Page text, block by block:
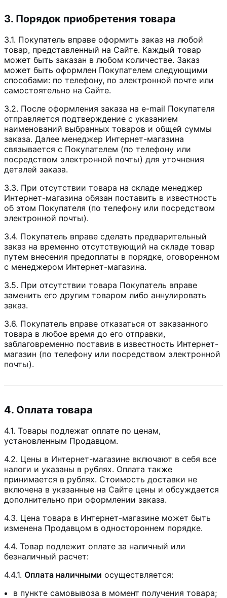
3. Порядок приобретения товара
3.1. Покупатель вправе оформить заказ на любой
товар, представленный на Сайте. Каждый товар
может быть заказан в любом количестве. Заказ
может быть оформлен Покупателем следующими
способами: по телефону, по электронной почте или
самостоятельно на Сайте.
3.2. После оформления заказа на e-mail Покупателя
отправляется подтверждение с указанием
наименований выбранных товаров и общей суммы
заказа. Далее менеджер Интернет-магазина
связывается с Покупателем (по телефону или
посредством электронной почты) для уточнения
деталей заказа.
3.3. При отсутствии товара на складе менеджер
Интернет-магазина обязан поставить в известность
об этом Покупателя (по телефону или посредством
электронной почты).
3.4. Покупатель вправе сделать предварительный
заказ на временно отсутствующий на складе товар
путем внесения предоплаты в порядке, оговоренном
с менеджером Интернет-магазина.
3.5. При отсутствии товара Покупатель вправе
заменить его другим товаром либо аннулировать
заказ.
3.6. Покупатель вправе отказаться от заказанного
товара в любое время до его отправки,
заблаговременно поставив в известность Интернет-
магазин (по телефону или посредством электронной
почты).
4. Оплата товара
4.1. Товары подлежат оплате по ценам,
установленным Продавцом.
4.2. Цены в Интернет-магазине включают в себя все
налоги и указаны в рублях. Оплата также
принимается в рублях. Стоимость доставки не
включена в указанные на Сайте цены и обсуждается
дополнительно при оформлении заказа.
4.3. Цена товара в Интернет-магазине может быть
изменена Продавцом в одностороннем порядке.
4.4. Товар подлежит оплате за наличный или
безналичный расчет:
4.4.1. Оплата наличными осуществляется:
в пункте самовывоза в момент получения товара;